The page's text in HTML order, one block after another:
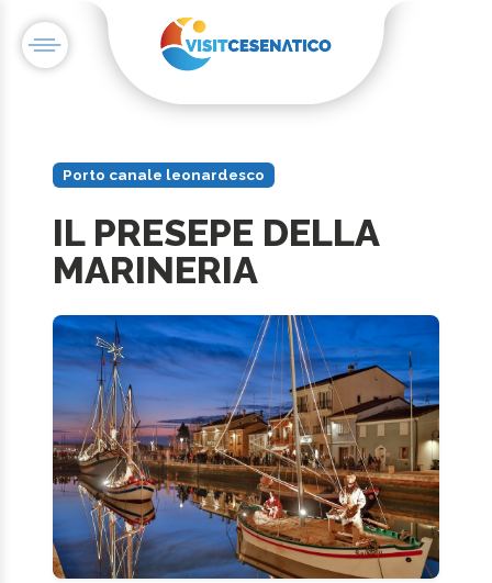
Porto canale leonardesco
IL PRESEPE DELLA
MARINERIA